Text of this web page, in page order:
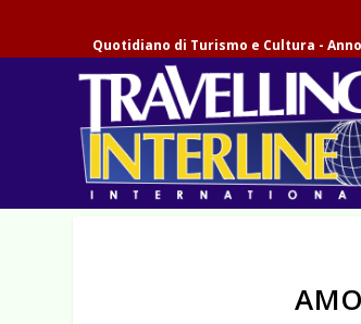
Quotidiano di Turismo e Cultura - Anno